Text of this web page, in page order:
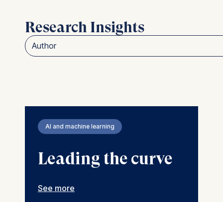
Research Insights
AI and machine learning
Leading the curve
See more